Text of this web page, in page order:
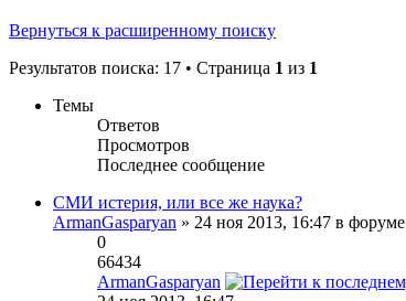
Вернуться к расширенному поиску
Результатов поиска: 17 • Страница 1 из 1
Темы
Ответов
Просмотров
Последнее сообщение
СМИ истерия, или все же наука?
ArmanGasparyan » 24 ноя 2013, 16:47 в форуме
0
66434
ArmanGasparyan